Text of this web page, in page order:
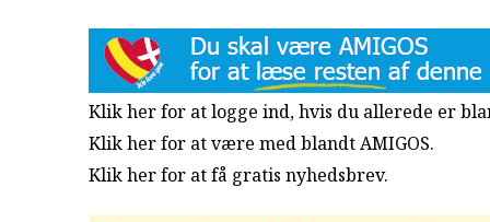
Klik her for at logge ind, hvis du allerede er
Klik her for at være med blandt AMIGOS.
Klik her for at få gratis nyhedsbrev.